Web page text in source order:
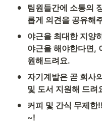
•
팀원들간에 소통의
롭게 의견을 공유해
•
야근을 최대한 지양
야근을 해야한다면,
원해드려요.
• 자기계발은 곧 회사
및 도서 지원해 드려
•
커피 및 간식 무제
~!